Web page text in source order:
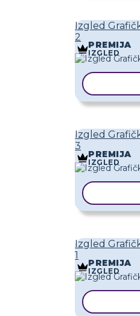
Izgled
2
PREMIJA
IZGLED
Izgled
3
PREMIJA
IZGLED
Izgled
1
PREMIJA
IZGLED